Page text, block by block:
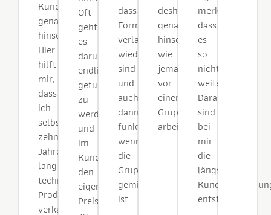
Kunden
genau
hinschauen.
Hier
hilft
mir,
dass
ich
selbst
zehn
Jahre
lang
technische
Produkte
verkauft
Oft
geht
es
darum,
endlich
gefunden
zu
werden
und
im
Kundengespräch
den
eigenen
Preis
dass
Formate
verlässlich
wiederholbar
sind
und
auch
dann
funktionieren,
wenn
die
Gruppe
gemischt
ist.
deshalb
genau
hinsehen,
wie
jemand
vor
einer
Gruppe
arbeitet.
merken,
dass
es
so
nicht
weitergeht.
Daraus
sind
bei
mir
die
längsten
entstanden.